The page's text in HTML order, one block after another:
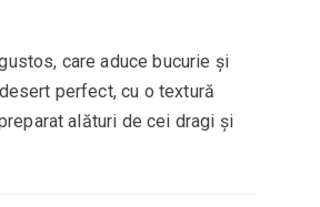
care aduce bucurie și
perfect, cu o textură
alături de cei dragi și